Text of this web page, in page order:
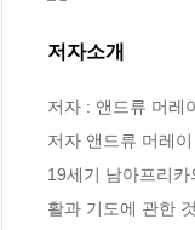
저자소개
저자 : 앤드류 머레
저자 앤드류 머레
19세기 남아프리
활과 기도에 관한